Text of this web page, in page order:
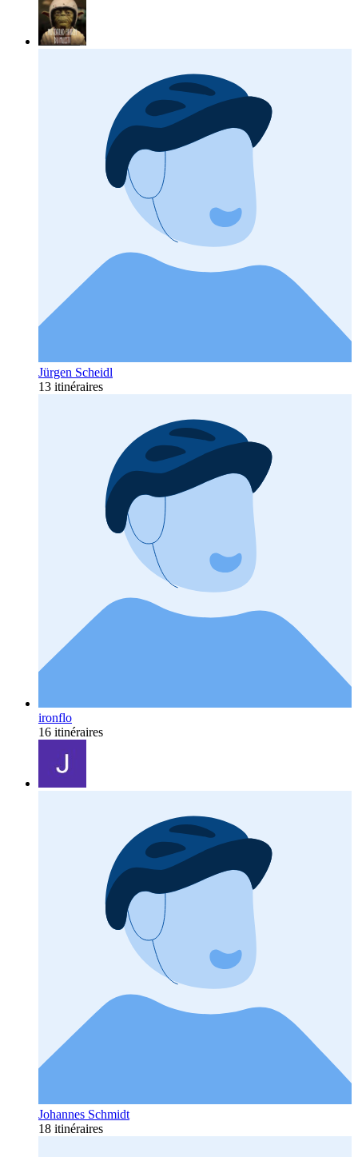
Jürgen Scheidl
13 itinéraires
ironflo
16 itinéraires
Johannes Schmidt
18 itinéraires